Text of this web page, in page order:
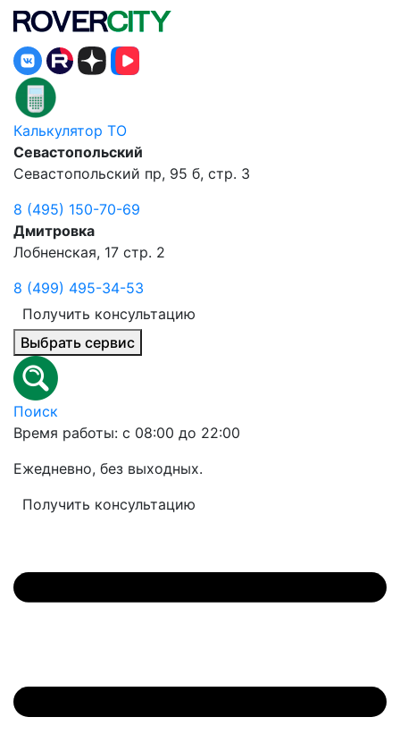
Калькулятор ТО
Севастопольский
Севастопольский пр, 95 б, стр. 3
8 (495) 150-70-69
Дмитровка
Лобненская, 17 стр. 2
8 (499) 495-34-53
Получить консультацию
Выбрать сервис
Поиск
Время работы: с 08:00 до 22:00
Ежедневно, без выходных.
Получить консультацию